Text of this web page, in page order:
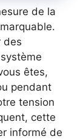
de la
des
êtes,
pendant
tension
cette
informé de